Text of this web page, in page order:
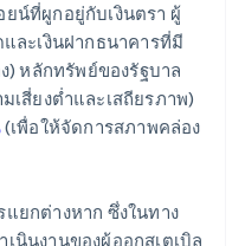
น์ที่ผูกอยู่กับเงินตรา ผู้
ละเงินฝากธนาคารที่มี
) หลักทรัพย์ของรัฐบาล
สี่ยงต่ำและเสถียรภาพ)
(เพื่อให้จัดการสภาพคล่อง
ยกต่างหาก ซึ่งในทาง
นินงานของผู้ออกสเตเบิล